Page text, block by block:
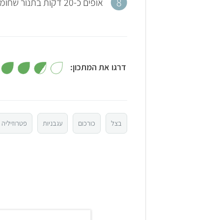
דרגו את המתכון:
3
בצל כורכום עגבניות פטרוזיליה